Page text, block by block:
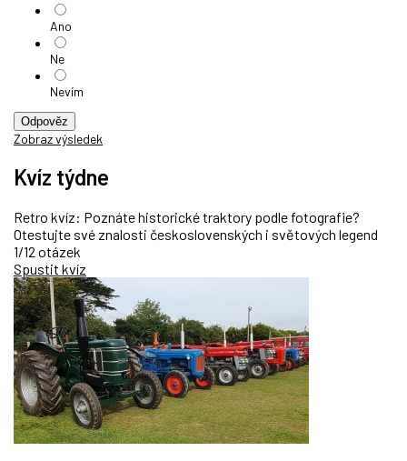
Ano
Ne
Nevím
Odpověz
Zobraz výsledek
Kvíz týdne
Retro kvíz: Poznáte historické traktory podle fotografie?
Otestujte své znalosti československých i světových legend
1/12 otázek
Spustit kvíz